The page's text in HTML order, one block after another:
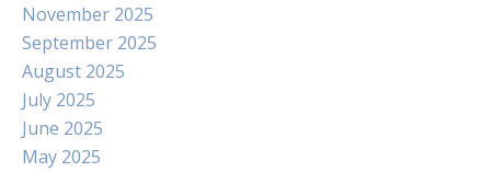
November 2025
September 2025
August 2025
July 2025
June 2025
May 2025